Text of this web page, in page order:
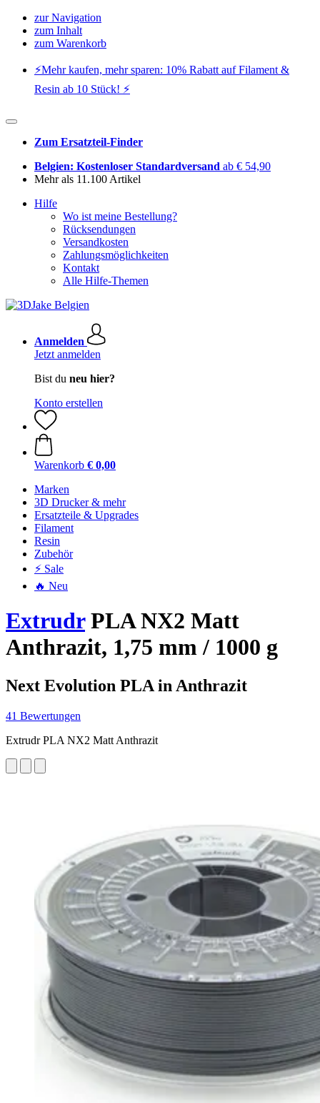
zur Navigation
zum Inhalt
zum Warenkorb
⚡️Mehr kaufen, mehr sparen: 10% Rabatt auf Filament &
Resin ab 10 Stück! ⚡️
Zum Ersatzteil-Finder
Belgien: Kostenloser Standardversand ab € 54,90
Mehr als 11.100 Artikel
Hilfe
Wo ist meine Bestellung?
Rücksendungen
Versandkosten
Zahlungsmöglichkeiten
Kontakt
Alle Hilfe-Themen
Anmelden
Jetzt anmelden
Bist du neu hier?
Konto erstellen
Warenkorb € 0,00
Marken
3D Drucker & mehr
Ersatzteile & Upgrades
Filament
Resin
Zubehör
⚡ Sale
🔥 Neu
ExtrudrPLA NX2 Matt
Anthrazit, 1,75 mm / 1000 g
Next Evolution PLA in Anthrazit
41 Bewertungen
Extrudr PLA NX2 Matt Anthrazit